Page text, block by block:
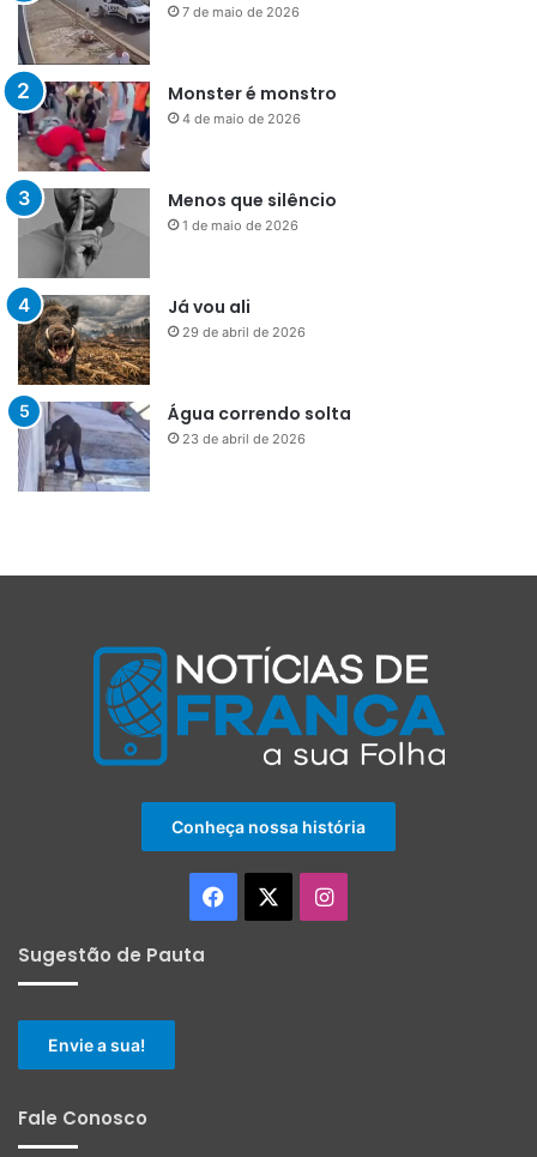
7 de maio de 2026
Monster é monstro
4 de maio de 2026
Menos que silêncio
1 de maio de 2026
Já vou ali
29 de abril de 2026
Água correndo solta
23 de abril de 2026
Conheça nossa história
Facebook Instagram
Sugestão de Pauta
Envie a sua!
Fale Conosco